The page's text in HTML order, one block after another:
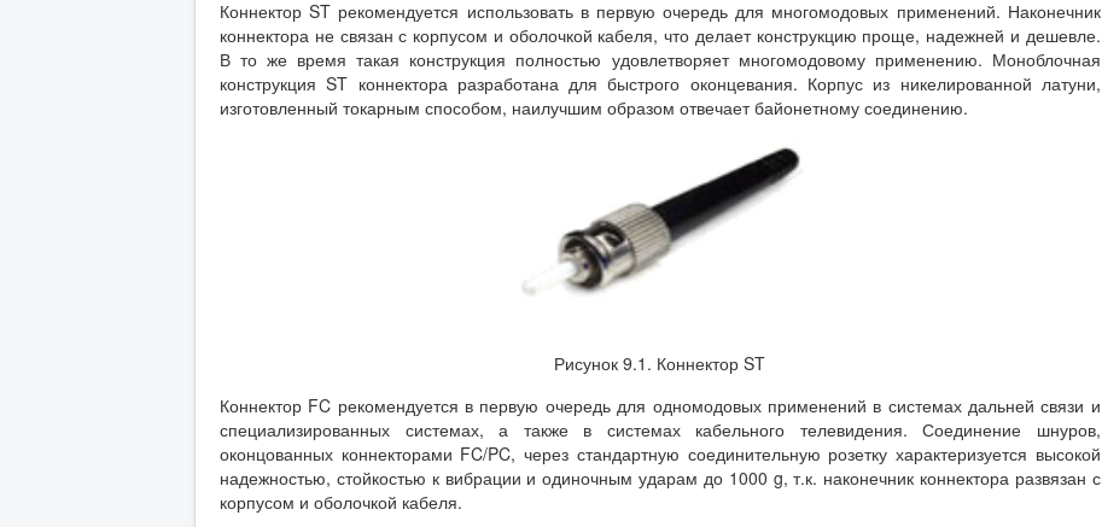
Коннектор ST рекомендуется использовать в первую очередь для многомодовых применений. Наконечник
коннектора не связан с корпусом и оболочкой кабеля, что делает конструкцию проще, надежней и дешевле.
В то же время такая конструкция полностью удовлетворяет многомодовому применению. Моноблочная
конструкция ST коннектора разработана для быстрого оконцевания. Корпус из никелированной латуни,
изготовленный токарным способом, наилучшим образом отвечает байонетному соединению.
Рисунок 9.1. Коннектор ST
Коннектор FC рекомендуется в первую очередь для одномодовых применений в системах дальней связи и
специализированных системах, а также в системах кабельного телевидения. Соединение шнуров,
оконцованных коннекторами FC/PC, через стандартную соединительную розетку характеризуется высокой
надежностью, стойкостью к вибрации и одиночным ударам до 1000 g, т.к. наконечник коннектора развязан с
корпусом и оболочкой кабеля.